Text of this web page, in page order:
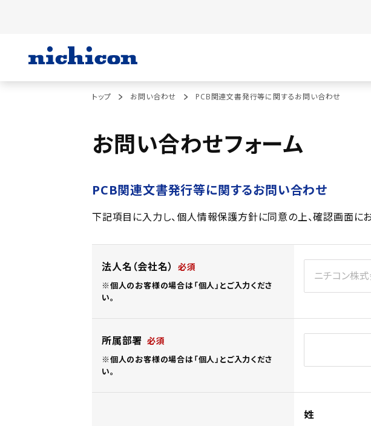
トップ お問い合わせ PCB関連文書発行等に関するお問い合わせ
お問い合わせフォーム
PCB関連文書発行等に関するお問い合わせ
下記項目に入力し、個人情報保護方針に同意の上、確認画面にお
法人名（会社名）
※個人のお客様の場合は「個人」とご入力くださ
い。
所属部署
※個人のお客様の場合は「個人」とご入力くださ
い。
姓